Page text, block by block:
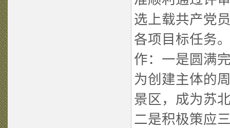
选上载共产党
各项目标任务
作：一是圆满
为创建主体的
景区，成为苏
二是积极策应